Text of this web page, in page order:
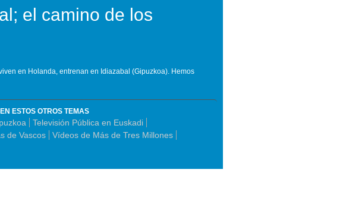
el camino de los
en Holanda, entrenan en Idiazabal (Gipuzkoa). Hemos
ESTOS OTROS TEMAS
Televisión Pública en Euskadi
de Vascos
Vídeos de Más de Tres Millones